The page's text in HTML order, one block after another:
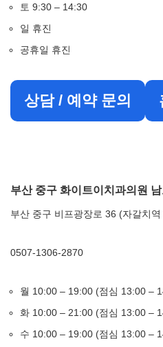
토 9:30 – 14:30
일 휴진
공휴일 휴진
상담 / 예약 문의
부산 중구 화이트이치과의원
부산 중구 비프광장로 36 (자갈치
0507-1306-2870
월 10:00 – 19:00 (점심 13:00 –
화 10:00 – 21:00 (점심 13:00 –
수 10:00 – 19:00 (점심 13:00 –